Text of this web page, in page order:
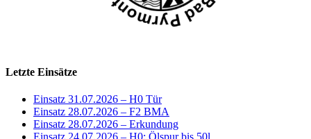
Letzte Einsätze
Einsatz 31.07.2026 – H0 Tür
Einsatz 28.07.2026 – F2 BMA
Einsatz 28.07.2026 – Erkundung
Einsatz 24.07.2026 – H0: Ölspur bis 50l